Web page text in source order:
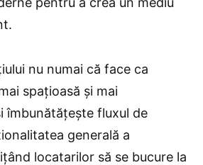
nu numai că face ca
spațioasă și mai
îmbunătățește fluxul de
generală a
locatarilor să se bucure la